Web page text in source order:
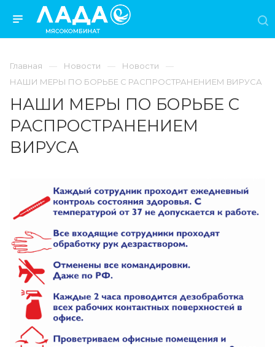
Главная Новости
Новости
НАШИ МЕРЫ ПО БОРЬБЕ С РАСПРОСТРАНЕНИЕМ ВИРУСА
НАШИ МЕРЫ ПО БОРЬБЕ С
РАСПРОСТРАНЕНИЕМ
ВИРУСА